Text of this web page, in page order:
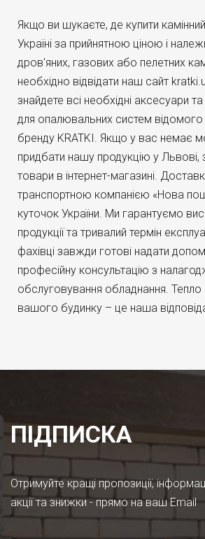
Якщо ви шукаєте, де купити
Україні за прийнятною ціною і
дров'яних, газових або пелетних
необхідно відвідати наш сайт
знайдете всі необхідні аксесуари
для опалювальних систем
бренду KRATKI. Якщо у вас немає
придбати нашу продукцію у Львові,
товари в інтернет-магазині.
транспортною компанією «Нова
куточок України. Ми гарантуємо
продукції та тривалий термін
фахівці завжди готові надати
професійну консультацію з
обслуговування обладнання. Тепло
вашого будинку – це наша
ПІДПИСКА
Отримуйте кращі пропозиції,
акції та знижки - прямо на ваш Email